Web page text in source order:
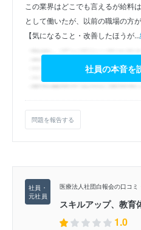
この業界はどこでも言えるが給料
として働いたが、以前の職場の方
【気になること・改善したほうが...
社員の本音を
問題を報告する
医療法人社団白報会の口コミ
スキルアップ、教育
1.0